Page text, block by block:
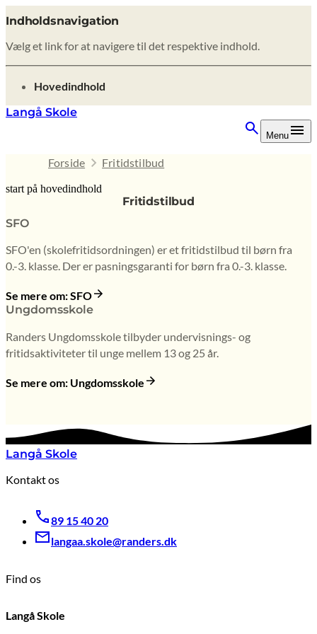
Indholdsnavigation
Vælg et link for at navigere til det respektive indhold.
gå til
Hovedindhold
Langå Skole
Menu
Forside Fritidstilbud
start på hovedindhold
Fritidstilbudsenest opdateret 9. februar 2026
SFO
SFO'en (skolefritidsordningen) er et fritidstilbud til børn fra
0.-3. klasse. Der er pasningsgaranti for børn fra 0.-3. klasse.
Se mere om: SFO
Ungdomsskole
Randers Ungdomsskole tilbyder undervisnings- og
fritidsaktiviteter til unge mellem 13 og 25 år.
Se mere om: Ungdomsskole
Langå Skole
Kontakt os
89 15 40 20
langaa.skole@randers.dk
Find os
Langå Skole